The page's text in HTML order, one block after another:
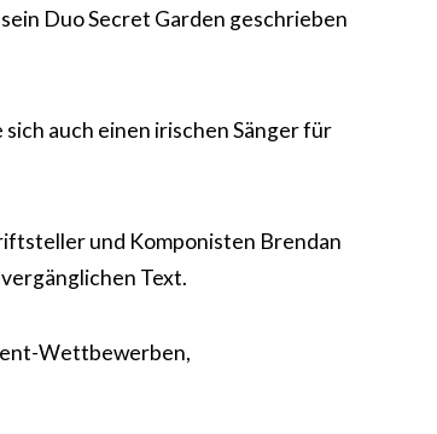
Duo Secret Garden geschrieben
auch einen irischen Sänger für
und Komponisten Brendan
Text.
Wettbewerben,